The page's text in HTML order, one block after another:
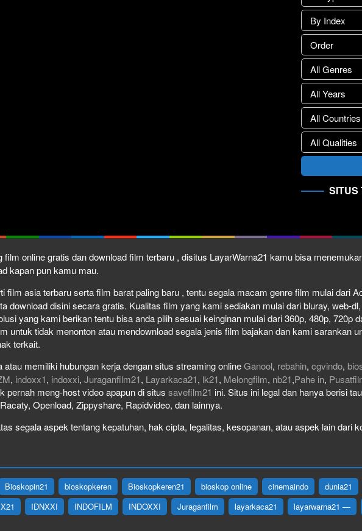
SITUS
online gratis dan download film terbaru , disitus LayarWarna21 kamu bisa
kapan pun kamu mau.
film asia terbaru serta film barat paling baru , tentu segala macam genre film mulai dari
download disini secara gratis. Kualitas film yang kami sediakan mulai dari bluray, web-
yang kami berikan tentu bisa anda pilih sesuai keinginan mulai dari 360p, 480p, 720p
untuk tidak menonton atau mendownload segala jenis film bajakan dan kami sarankan
terkait.
memiliki hubungan kerja dengan situs streaming onlineGanool, rebahin, cgvindo,
, indoxx1, indoxxi, Juraganfilm21, Layarkaca21, lk21, Melongfilm, nb21,Pahe in,
pernah meng-host video apapun di situs savefilm21 ini. Situs ini legal dan hanya berisi
Openload, Zippyshare, Rapidvideo, dan lainnya.
segala aspek tentang kepatuhan, hak cipta, legalitas, kesopanan, atau aspek lain dari
Bioskopin21 bioskopkeren Bioskopkeren21 bioskop online cinemaindo dunia21
IDNXXI INDOFILM INDOXXI Juraganfilm layarkaca21 layarwarna21 —